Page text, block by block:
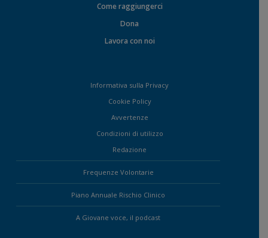
Come raggiungerci
Dona
Lavora con noi
Informativa sulla Privacy
Cookie Policy
Avvertenze
Condizioni di utilizzo
Redazione
Frequenze Volontarie
Piano Annuale Rischio Clinico
A Giovane voce, il podcast